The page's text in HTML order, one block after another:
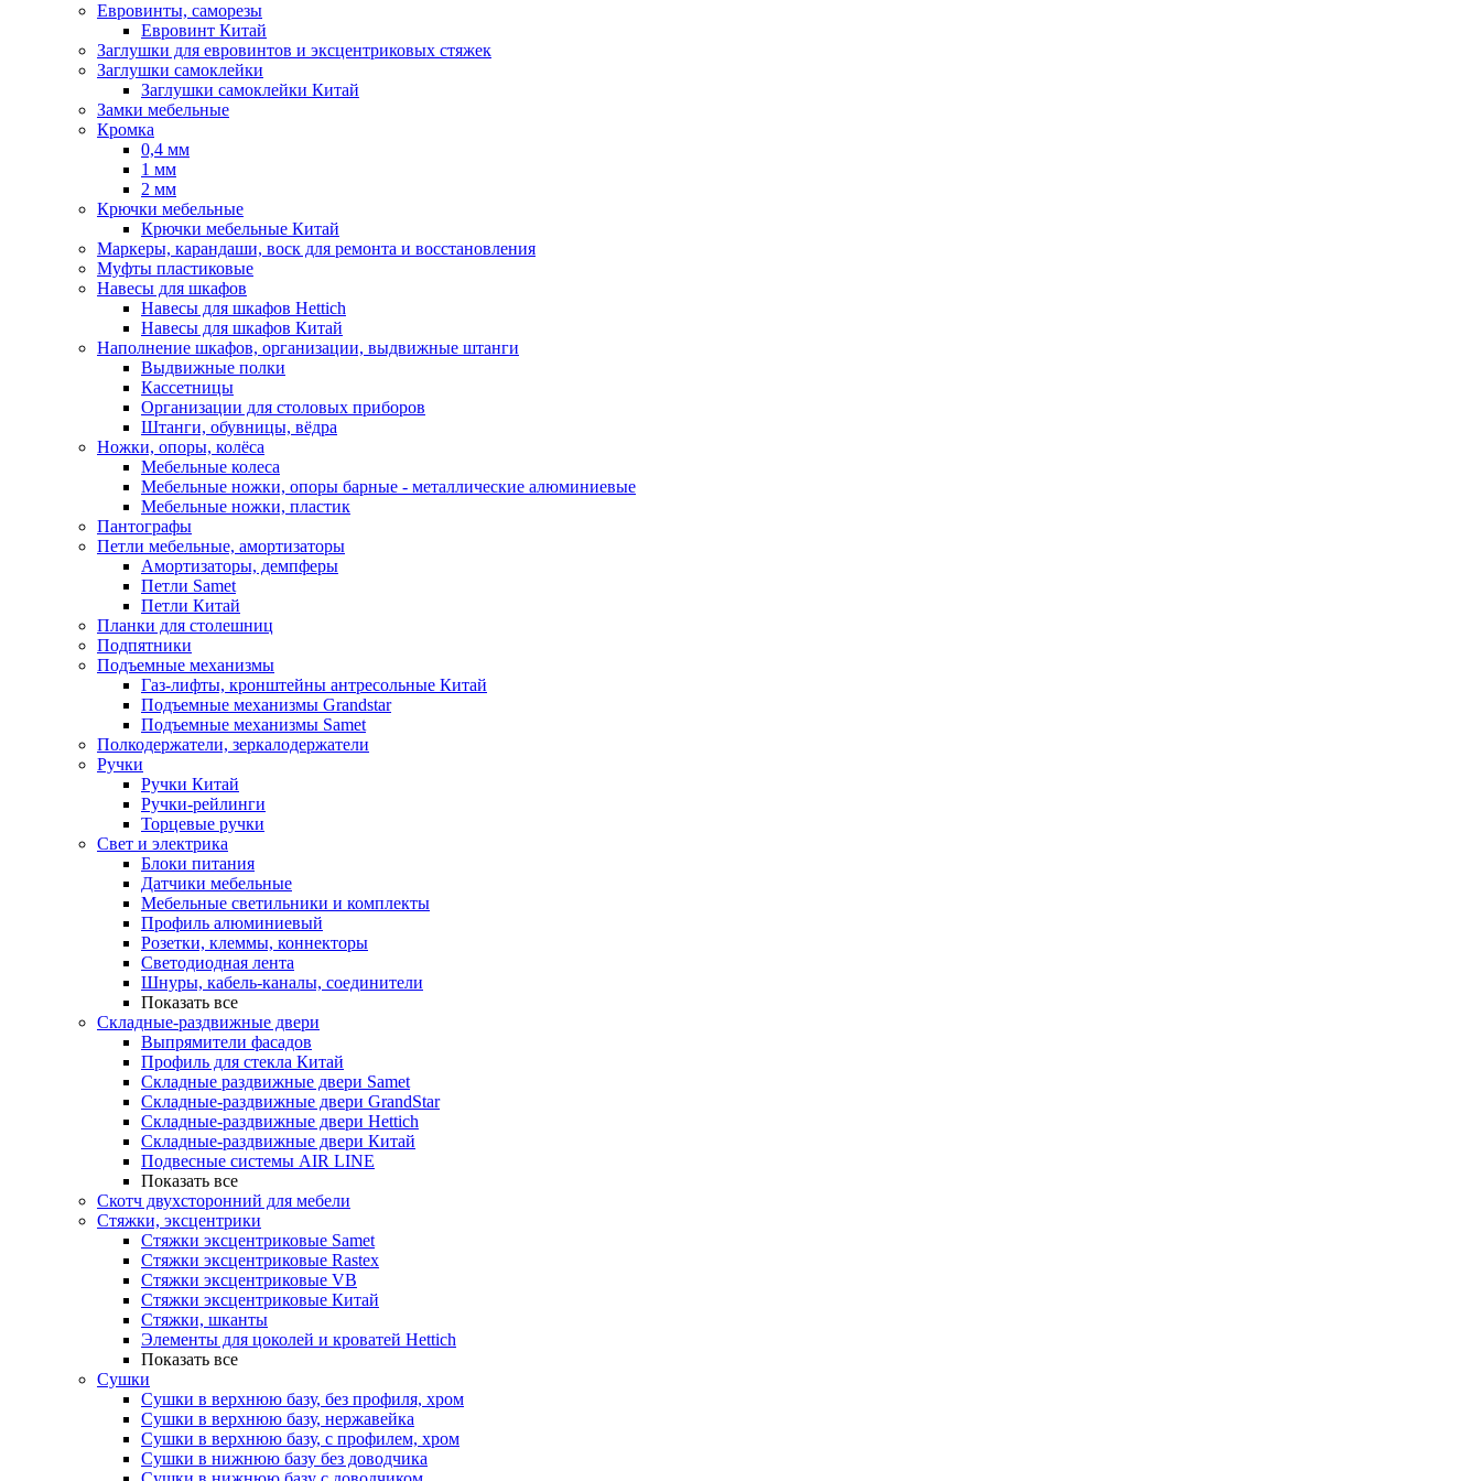
Евровинты, саморезы
Евровинт Китай
Заглушки для евровинтов и эксцентриковых стяжек
Заглушки самоклейки
Заглушки самоклейки Китай
Замки мебельные
Кромка
0,4 мм
1 мм
2 мм
Крючки мебельные
Крючки мебельные Китай
Маркеры, карандаши, воск для ремонта и восстановления
Муфты пластиковые
Навесы для шкафов
Навесы для шкафов Hettich
Навесы для шкафов Китай
Наполнение шкафов, организации, выдвижные штанги
Выдвижные полки
Кассетницы
Организации для столовых приборов
Штанги, обувницы, вёдра
Ножки, опоры, колёса
Мебельные колеса
Мебельные ножки, опоры барные - металлические алюминиевые
Мебельные ножки, пластик
Пантографы
Петли мебельные, амортизаторы
Амортизаторы, демпферы
Петли Samet
Петли Китай
Планки для столешниц
Подпятники
Подъемные механизмы
Газ-лифты, кронштейны антресольные Китай
Подъемные механизмы Grandstar
Подъемные механизмы Samet
Полкодержатели, зеркалодержатели
Ручки
Ручки Китай
Ручки-рейлинги
Торцевые ручки
Свет и электрика
Блоки питания
Датчики мебельные
Мебельные светильники и комплекты
Профиль алюминиевый
Розетки, клеммы, коннекторы
Светодиодная лента
Шнуры, кабель-каналы, соединители
Показать все
Складные-раздвижные двери
Выпрямители фасадов
Профиль для стекла Китай
Складные раздвижные двери Samet
Складные-раздвижные двери GrandStar
Складные-раздвижные двери Hettich
Складные-раздвижные двери Китай
Подвесные системы AIR LINE
Показать все
Скотч двухсторонний для мебели
Стяжки, эксцентрики
Cтяжки эксцентриковые Samet
Стяжки эксцентриковые Rastex
Стяжки эксцентриковые VB
Стяжки эксцентриковые Китай
Стяжки, шканты
Элементы для цоколей и кроватей Hettich
Показать все
Сушки
Сушки в верхнюю базу, без профиля, хром
Сушки в верхнюю базу, нержавейка
Сушки в верхнюю базу, с профилем, хром
Сушки в нижнюю базу без доводчика